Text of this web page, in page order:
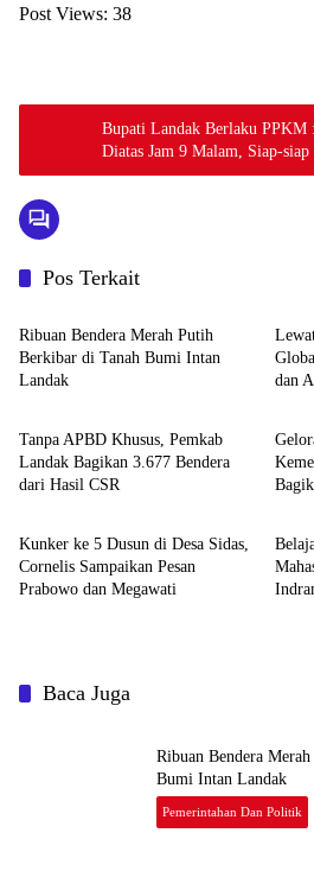
Post Views: 38
Bupati Landak Berlaku PPKM
Diatas Jam 9 Malam, Siap-
Pos Terkait
Pemerintahan dan Politik
Ribuan Bendera Merah Putih
Berkibar di Tanah Bumi Intan
Landak
dan
Pemerintahan dan Politik
Tanpa APBD Khusus, Pemkab
Landak Bagikan 3.677 Bendera
dari Hasil CSR
Pemerintahan dan Politik
Kunker ke 5 Dusun di Desa Sidas,
Cornelis Sampaikan Pesan
Prabowo dan Megawati
Baca Juga
Ribuan Bendera
Bumi Intan Landak
Pemerintahan Dan Politik